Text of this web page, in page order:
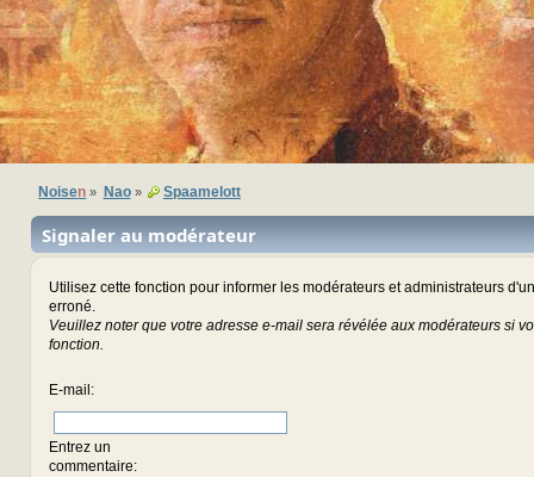
Noisen » Nao» Spaamelott
Signaler au modérateur
Utilisez cette fonction pour informer les modérateurs et administrateurs
erroné.
Veuillez noter que votre adresse e-mail sera révélée aux modérateurs si
fonction.
E-mail :
Entrez un
commentaire: